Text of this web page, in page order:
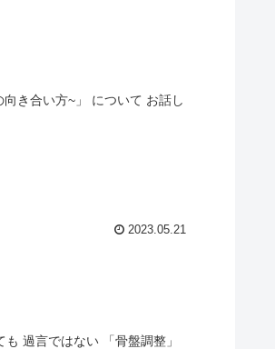
き合い方~」 について お話し
2023.05.21
過言ではない 「骨盤調整」